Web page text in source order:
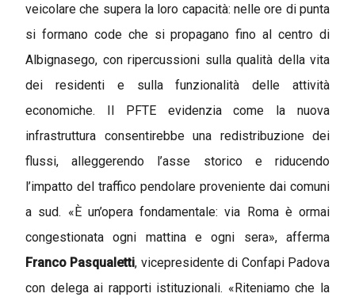
veicolare che supera la loro capacità: nelle ore di punta
si formano code che si propagano fino al centro di
Albignasego, con ripercussioni sulla qualità della vita
dei residenti e sulla funzionalità delle attività
economiche. Il PFTE evidenzia come la nuova
infrastruttura consentirebbe una redistribuzione dei
flussi, alleggerendo l’asse storico e riducendo
l’impatto del traffico pendolare proveniente dai comuni
a sud. «È un’opera fondamentale: via Roma è ormai
congestionata ogni mattina e ogni sera», afferma
Franco Pasqualetti, vicepresidente di Confapi Padova
con delega ai rapporti istituzionali. «Riteniamo che la